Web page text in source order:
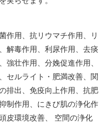
作用、抗リウマチ作用、リ
解毒作用、利尿作用、去痰
強壮作用、分娩促進作用、
セルライト・肥満改善、関
排出、免疫向上作用、抗肥
制作用、にきび肌の浄化作
皮環境改善、 空間の浄化